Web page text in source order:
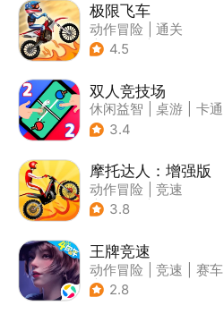
极限飞车
动作冒险
通关
| 摩托车
4.5
双人竞技场
休闲益智 桌游
卡通
3.4
摩托达人：增强版
动作冒险
竞速
| 摩托车
3.8
王牌竞速
动作冒险 竞速
赛车
| 漂移
2.8